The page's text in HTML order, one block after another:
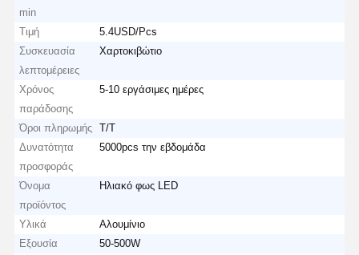
min
Τιμή
5.4USD/Pcs
Συσκευασία
λεπτομέρειες
Χαρτοκιβώτιο
Χρόνος
παράδοσης
5-10 εργάσιμες ημέρες
Όροι πληρωμής
T/T
Δυνατότητα
προσφοράς
5000pcs την εβδομάδα
Όνομα
προϊόντος
Ηλιακό φως LED
Υλικά
Αλουμίνιο
Εξουσία
50-500W